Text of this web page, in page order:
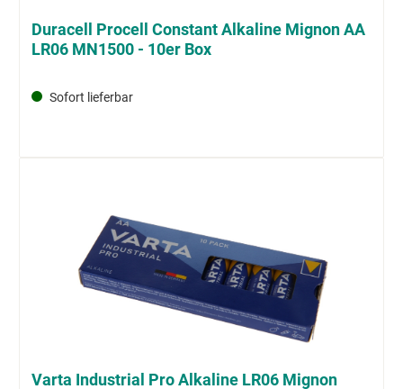
Duracell Procell Constant Alkaline Mignon AA
LR06 MN1500 - 10er Box
Sofort lieferbar
Varta Industrial Pro Alkaline LR06 Mignon